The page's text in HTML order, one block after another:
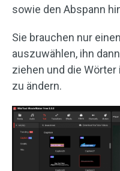
sowie den Abspann
Sie brauchen nur
auszuwählen, ihn
ziehen und die
zu ändern.